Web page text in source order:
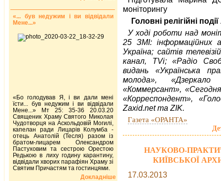
моніторингу
Головні релігійні
У ході роботи над
25 ЗМІ: інформаційних
Україна; сайтів
канал, TVi; «Радіо
видань «Українська
молода», «Дзеркало
«Коммерсант»,
«Корреспондент»,
Zaxid.net та ZIK.
Газета «ОРАНТА»
НАУКОВО-
КИЇВСЬКОЇ
17.03.2013
«... був недужим і ви відвідали
Мене...»
«Бо голодував Я, і ви дали мені
їсти... був недужим і ви відвідали
Мене...» Мт 25: 35-36 20.03.20
Священик Храму Святого Миколая
Чудотворця на Аскольдовій Могилі,
капелан ради Лицарів Колумба -
отець Анатолій (Тесля) разом із
братом-лицарем Олександром
Пастуховим та сестрою Орестою
Редькою в лиху годину карантину,
відвідали хворих парафіян Храму зі
Святим Причастям та гостинцями.
Докладніше